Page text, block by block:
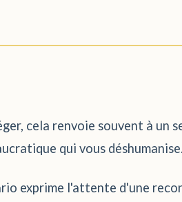
cela renvoie souvent à un
qui vous déshumanise.
exprime l'attente d'une